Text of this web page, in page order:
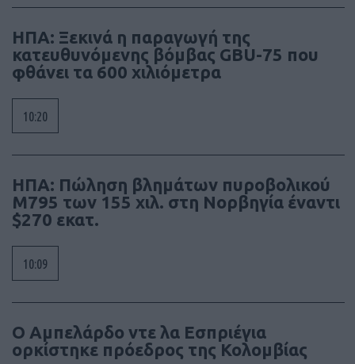
ΗΠΑ: Ξεκινά η παραγωγή της
κατευθυνόμενης βόμβας GBU-75 που
φθάνει τα 600 χιλιόμετρα
10:20
ΗΠΑ: Πώληση βλημάτων πυροβολικού
M795 των 155 χιλ. στη Νορβηγία έναντι
$270 εκατ.
10:09
Ο Αμπελάρδο ντε λα Εσπριέγια
ορκίστηκε πρόεδρος της Κολομβίας